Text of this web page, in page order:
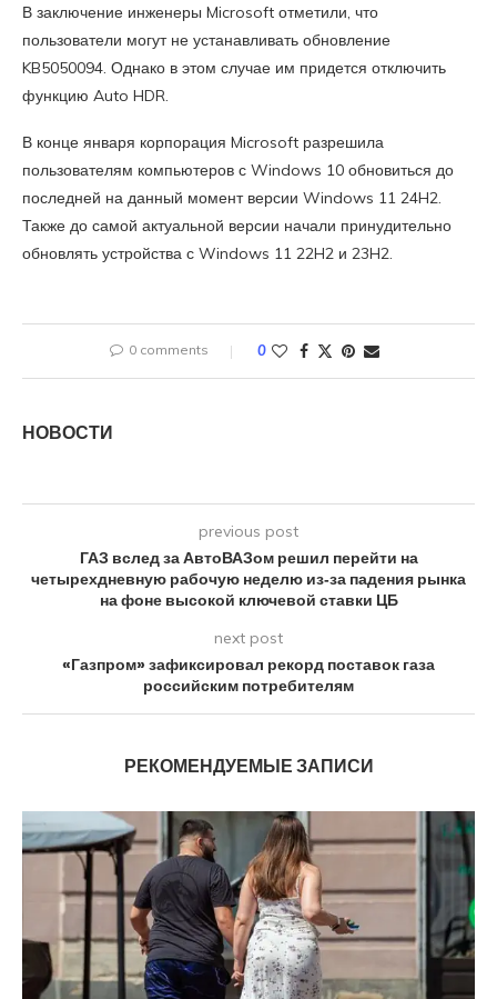
В заключение инженеры Microsoft отметили, что
пользователи могут не устанавливать обновление
KB5050094. Однако в этом случае им придется отключить
функцию Auto HDR.
В конце января корпорация Microsoft разрешила
пользователям компьютеров с Windows 10 обновиться до
последней на данный момент версии Windows 11 24H2.
Также до самой актуальной версии начали принудительно
обновлять устройства с Windows 11 22H2 и 23H2.
0 comments 0
НОВОСТИ
previous post
ГАЗ вслед за АвтоВАЗом решил перейти на
четырехдневную рабочую неделю из‑за падения рынка
на фоне высокой ключевой ставки ЦБ
next post
«Газпром» зафиксировал рекорд поставок газа
российским потребителям
РЕКОМЕНДУЕМЫЕ ЗАПИСИ